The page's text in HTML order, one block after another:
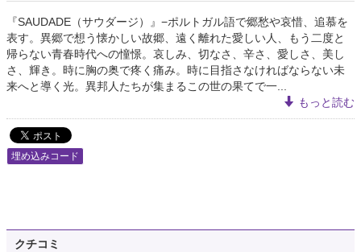
『SAUDADE（サウダージ）』−ポルトガル語で郷愁や哀惜、追慕を
表す。異郷で想う懐かしい故郷、遠く離れた愛しい人、もう二度と
帰らない青春時代への憧憬。哀しみ、切なさ、辛さ、愛しさ、美し
さ、輝き。時に胸の奥で疼く痛み。時に目指さなければならない未
来へと導く光。異邦人たちが集まるこの世の果てで一...
もっと読む
埋め込みコード
クチコミ